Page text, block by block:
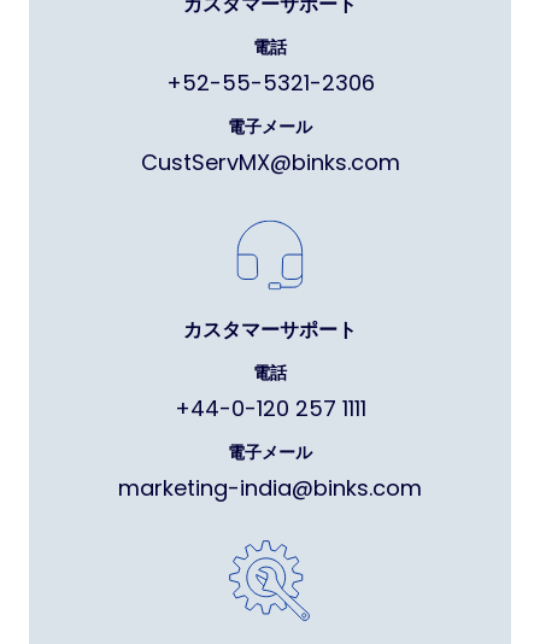
電話
+52-55-5321-2306
電子メール
CustServMX@binks.com
カスタマーサポート
電話
+44-0-120 257 1111
電子メール
marketing-india@binks.com